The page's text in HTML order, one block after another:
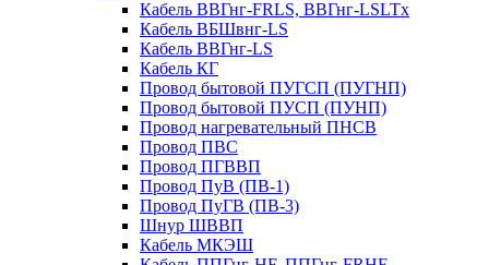
Кабель ВВГнг-FRLS, ВВГнг-LSLTx
Кабель ВБШвнг-LS
Кабель ВВГнг-LS
Кабель КГ
Провод бытовой ПУГСП (ПУГНП)
Провод бытовой ПУСП (ПУНП)
Провод нагревательный ПНСВ
Провод ПВС
Провод ПГВВП
Провод ПуВ (ПВ-1)
Провод ПуГВ (ПВ-3)
Шнур ШВВП
Кабель МКЭШ